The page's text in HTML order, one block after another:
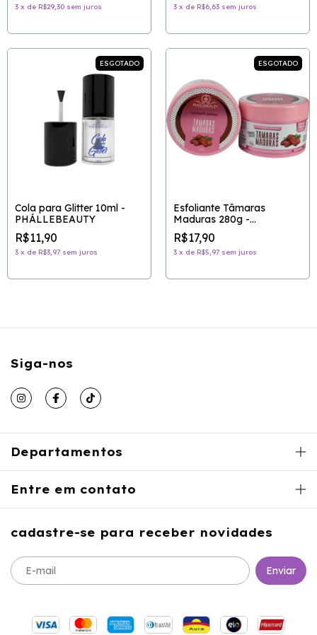
3 x de R$29,30 sem juros 3 x de R$6,63 sem juros
ESGOTADO
Cola para Glitter 10ml -
PHÁLLEBEAUTY
R$11,90
3 x de R$3,97 sem juros
ESGOTADO
Esfoliante Tâmaras
Maduras 280g -
PHÁLLEBEAUTY
R$17,90
3 x de R$5,97 sem juros
Siga-nos
Departamentos
Entre em contato
cadastre-se para receber novidades